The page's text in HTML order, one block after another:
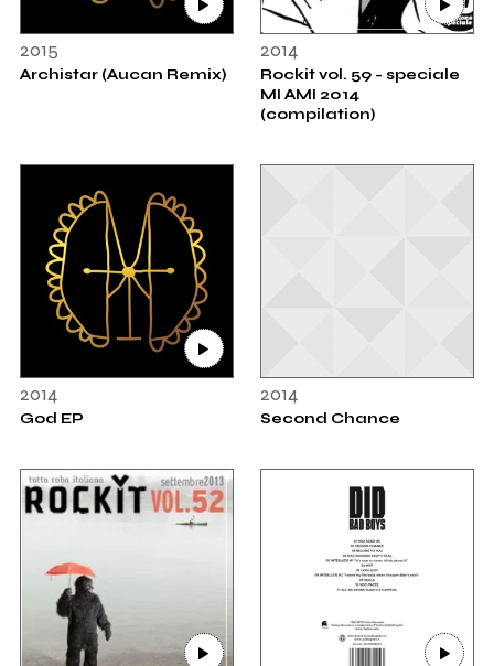
2015
Archistar (Aucan Remix)
2014
Rockit vol. 59 - speciale
MI AMI 2014
(compilation)
2014
God EP
2014
Second Chance